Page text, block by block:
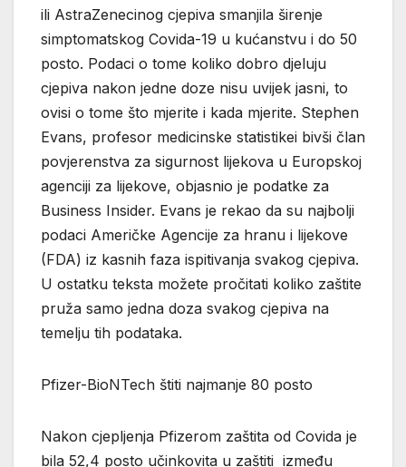
ili AstraZenecinog cjepiva smanjila širenje
simptomatskog Covida-19 u kućanstvu i do 50
posto. Podaci o tome koliko dobro djeluju
cjepiva nakon jedne doze nisu uvijek jasni, to
ovisi o tome što mjerite i kada mjerite. Stephen
Evans, profesor medicinske statistikei bivši član
povjerenstva za sigurnost lijekova u Europskoj
agenciji za lijekove, objasnio je podatke za
Business Insider. Evans je rekao da su najbolji
podaci Američke Agencije za hranu i lijekove
(FDA) iz kasnih faza ispitivanja svakog cjepiva.
U ostatku teksta možete pročitati koliko zaštite
pruža samo jedna doza svakog cjepiva na
temelju tih podataka.
Pfizer-BioNTech štiti najmanje 80 posto
Nakon cjepljenja Pfizerom zaštita od Covida je
bila 52,4 posto učinkovita u zaštiti između